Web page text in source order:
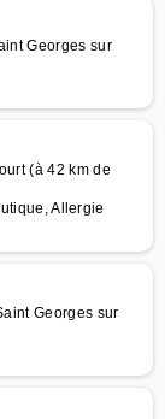
Georges sur
(à 42 km de
Allergie
Georges sur